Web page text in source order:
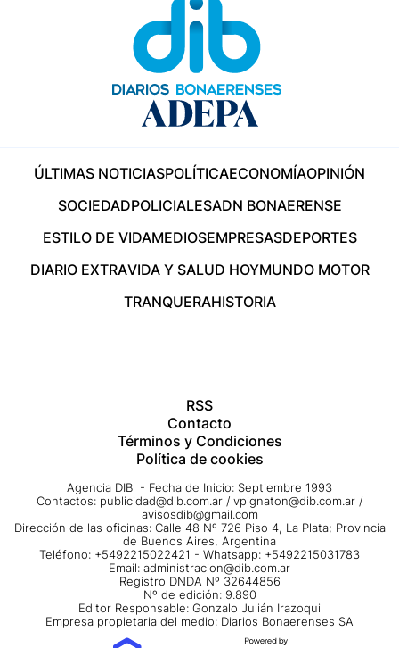
ÚLTIMAS NOTICIASPOLÍTICAECONOMÍAOPINIÓN
SOCIEDADPOLICIALESADN BONAERENSE
ESTILO DE VIDAMEDIOSEMPRESASDEPORTES
DIARIO EXTRAVIDA Y SALUD HOYMUNDO MOTOR
TRANQUERAHISTORIA
RSS
Contacto
Términos y Condiciones
Política de cookies
Agencia DIB - Fecha de Inicio: Septiembre 1993
Contactos: publicidad@dib.com.ar / vpignaton@dib.com.ar /
avisosdib@gmail.com
Dirección de las oficinas: Calle 48 Nº 726 Piso 4, La Plata; Provincia
de Buenos Aires, Argentina
Teléfono: +5492215022421 - Whatsapp: +5492215031783
Email: administracion@dib.com.ar
Registro DNDA Nº 32644856
Nº de edición: 9.890
Editor Responsable: Gonzalo Julián Irazoqui
Empresa propietaria del medio: Diarios Bonaerenses SA